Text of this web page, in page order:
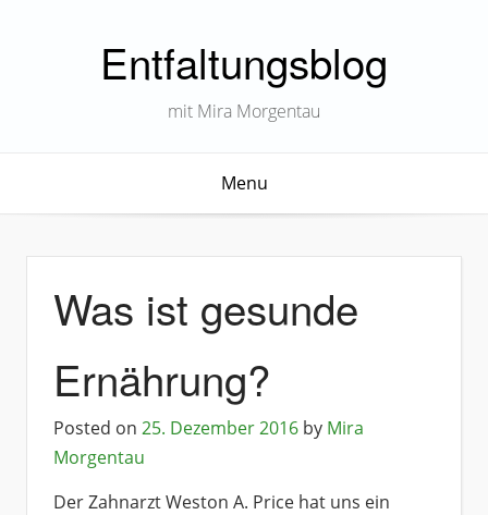
Entfaltungsblog
mit Mira Morgentau
Menu
Was ist gesunde
Ernährung?
Posted on 25. Dezember 2016 by Mira
Morgentau
Der Zahnarzt Weston A. Price hat uns ein